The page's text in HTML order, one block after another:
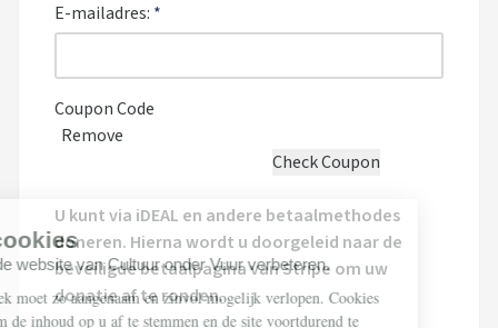
E-mailadres: *
Coupon Code
Remove
U kunt via iDEAL en andere betaalmethodes
doneren. Hierna wordt u doorgeleid naar de
beveiligde betaalpagina van Stripe om uw
donatie af te ronden.